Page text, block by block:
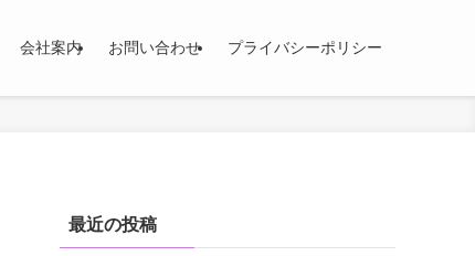
会社案内 お問い合わせ プライバシーポリシー
最近の投稿